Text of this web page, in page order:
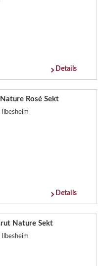
Details
Rosé Sekt
Ilbesheim
Details
Nature Sekt
Ilbesheim